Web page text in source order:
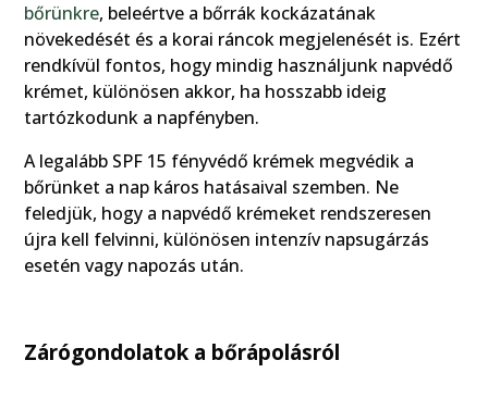
bőrünkre, beleértve a bőrrák kockázatának
növekedését és a korai ráncok megjelenését is. Ezért
rendkívül fontos, hogy mindig használjunk napvédő
krémet, különösen akkor, ha hosszabb ideig
tartózkodunk a napfényben.
A legalább SPF 15 fényvédő krémek megvédik a
bőrünket a nap káros hatásaival szemben. Ne
feledjük, hogy a napvédő krémeket rendszeresen
újra kell felvinni, különösen intenzív napsugárzás
esetén vagy napozás után.
Zárógondolatok a bőrápolásról